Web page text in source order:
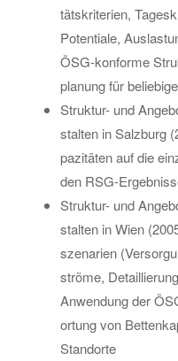
täts­kri­te­ri­en,
Po­ten­tia­le,
ÖSG-kon­for­me
pla­nung für
Struk­tur- und
stal­ten in Salz­burg
pa­zi­tä­ten auf die
den RSG-
Struk­tur- und
stal­ten in Wien
sze­na­ri­en
strö­me,
An­wen­dung der
or­tung von
Stand­or­te